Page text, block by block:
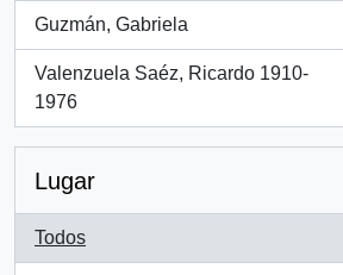
Guzmán, Gabriela
, 1 resultados
Valenzuela Saéz, Ricardo 1910-
1976
, 1 resultados
Lugar
Todos